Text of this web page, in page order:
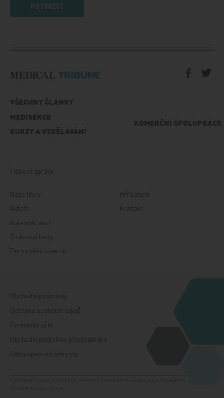
POTVRDIT
VŠECHNY ČLÁNKY
MEDISEKCE
KURZY A VZDĚLÁVÁNÍ
KOMERČNÍ SPOLUPRÁCE
Tiskové zprávy
Naše tituly
Autoři
Kalendář akcí
Znalostní testy
Personální inzerce
Přihlášení
Kontakt
Obchodní podmínky
Ochrana osobních údajů
Podmínky užití
Obchodní podmínky předplatného
Odstoupení od smlouvy